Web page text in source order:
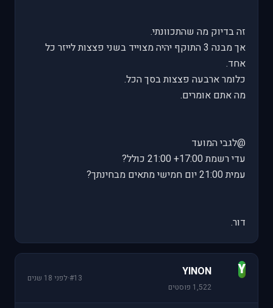
זה בדיוק מה שהתכוונתי.
אך מבנה 3 התוקף יהיה מצוייד בשני פצצות לייזר כל
אחד.
כלומר ארבעה פצצות בסך הכל.
מה אתם אומרים.
@לגבי המועד
עדי רשמת 17:00+ 21:00 כולל?
עמית 21:00 יום חמישי מתאים מבחינתך?
דור.
Y
YINON
1,522 פוסטים
#13
·לפני 18 שנים